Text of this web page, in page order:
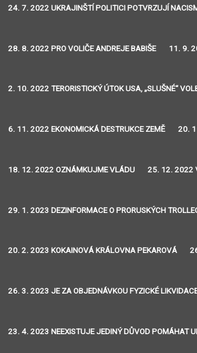
24. 7. 2022 UKRAJINŠTÍ POLITICI POTVRZUJÍ
28. 8. 2022 PRO VOLIČE ANDREJE BABIŠE 11. 9.
2. 10. 2022 TERORISTICKÝ ÚTOK USA, „SLUŠNÉ“
6. 11. 2022 EKONOMICKÁ DESTRUKCE ZEMĚ 20.
18. 12. 2022 OZNÁMKUJME VLÁDU 25. 12. 2022
29. 1. 2023 DEZINFORMACE O PRORUSKÝCH
20. 2. 2023 KOKAINOVÁ KRÁLOVNA PEKAROVÁ
26. 3. 2023 JE ZA OBJEDNÁVKOU FYZICKÉ
23. 4. 2023 NEEXISTUJE JEDINÝ DŮVOD POMÁHAT